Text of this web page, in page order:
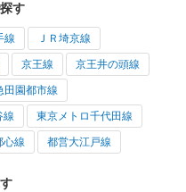
す
線 ＪＲ埼京線
京王線 京王井の頭線
田園都市線
線 東京メトロ千代田線
心線 都営大江戸線